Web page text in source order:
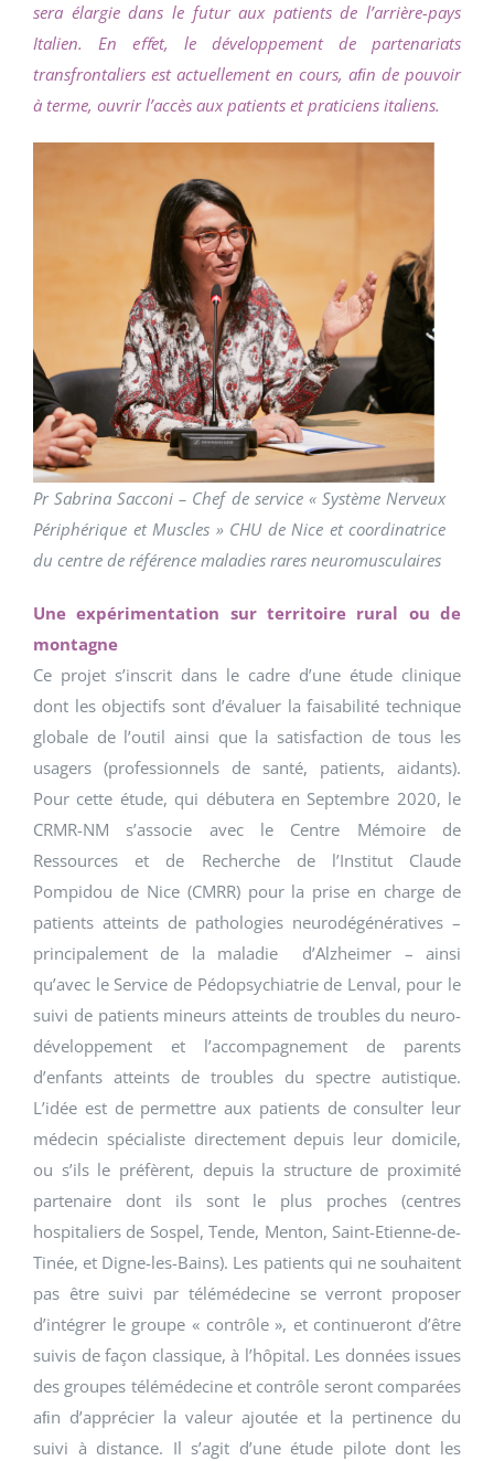
sera élargie dans le futur aux patients de l’arrière-pays
Italien. En eﬀet, le développement de partenariats
transfrontaliers est actuellement en cours, aﬁn de pouvoir
à terme, ouvrir l’accès aux patients et praticiens italiens.
Pr Sabrina Sacconi – Chef de service « Système Nerveux
Périphérique et Muscles » CHU de Nice et coordinatrice
du centre de référence maladies rares neuromusculaires
Une expérimentation sur territoire rural ou de
montagne
Ce projet s’inscrit dans le cadre d’une étude clinique
dont les objectifs sont d’évaluer la faisabilité technique
globale de l’outil ainsi que la satisfaction de tous les
usagers (professionnels de santé, patients, aidants).
Pour cette étude, qui débutera en Septembre 2020, le
CRMR-NM s’associe avec le Centre Mémoire de
Ressources et de Recherche de l’Institut Claude
Pompidou de Nice (CMRR) pour la prise en charge de
patients atteints de pathologies neurodégénératives –
principalement de la maladie d’Alzheimer – ainsi
qu’avec le Service de Pédopsychiatrie de Lenval, pour le
suivi de patients mineurs atteints de troubles du neuro-
développement et l’accompagnement de parents
d’enfants atteints de troubles du spectre autistique.
L’idée est de permettre aux patients de consulter leur
médecin spécialiste directement depuis leur domicile,
ou s’ils le préfèrent, depuis la structure de proximité
partenaire dont ils sont le plus proches (centres
hospitaliers de Sospel, Tende, Menton, Saint-Etienne-de-
Tinée, et Digne-les-Bains). Les patients qui ne souhaitent
pas être suivi par télémédecine se verront proposer
d’intégrer le groupe « contrôle », et continueront d’être
suivis de façon classique, à l’hôpital. Les données issues
des groupes télémédecine et contrôle seront comparées
aﬁn d’apprécier la valeur ajoutée et la pertinence du
suivi à distance. Il s’agit d’une étude pilote dont les